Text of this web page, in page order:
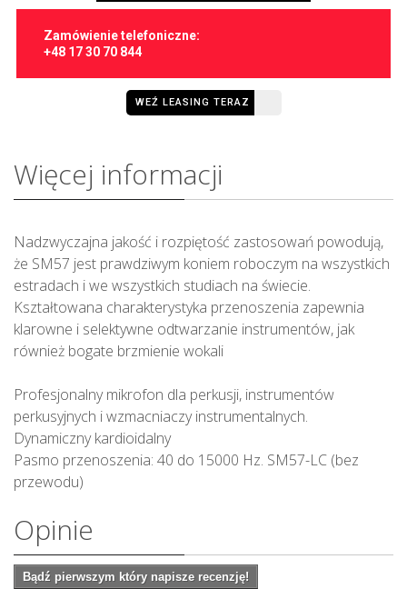
Zamówienie telefoniczne:
+48 17 30 70 844
WEŹ LEASING TERAZ
Więcej informacji
Nadzwyczajna jakość i rozpiętość zastosowań powodują,
że SM57 jest prawdziwym koniem roboczym na wszystkich
estradach i we wszystkich studiach na świecie.
Kształtowana charakterystyka przenoszenia zapewnia
klarowne i selektywne odtwarzanie instrumentów, jak
również bogate brzmienie wokali
Profesjonalny mikrofon dla perkusji, instrumentów
perkusyjnych i wzmacniaczy instrumentalnych.
Dynamiczny kardioidalny
Pasmo przenoszenia: 40 do 15000 Hz. SM57-LC (bez
przewodu)
Opinie
Bądź pierwszym który napisze recenzję!